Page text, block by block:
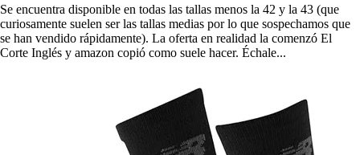
Se encuentra disponible en todas las tallas menos la 42 y la 43 (que
curiosamente suelen ser las tallas medias por lo que sospechamos que
se han vendido rápidamente). La oferta en realidad la comenzó El
Corte Inglés y amazon copió como suele hacer. Échale...